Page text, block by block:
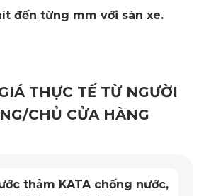
thẻ nhớ từ thiết bị.
sản phẩm. Khi xảy ra lỗi kỹ thuật, bạn
đến từng mm với sàn xe.
THỰC TẾ TỪ NGƯỜI
CHỦ CỬA HÀNG
thảm KATA chống nước,